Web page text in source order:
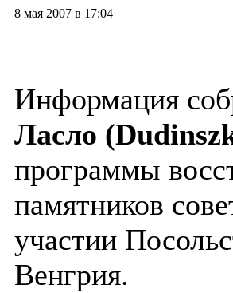
8 мая 2007 в 17:04
Информация
Ласло
программы
памятников
участии
Венгрия.